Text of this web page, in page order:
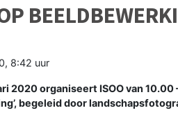
8:42 uur
2020 organiseert ISOO van
begeleid door